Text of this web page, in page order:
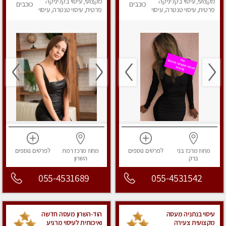
פרטית, עיסוי טנטרה, עיסוי
כוכבים
מחוז מרכז בני
ברק
לפרטים נוספים
055-4531542
פרטית, עיסוי טנטרה, עיסוי
כוכבים
מחוז מרכזרמת
השרון
לפרטים נוספים
055-4531689
עיסוי בנתניה מעסה
מקצועית צעירה
הוד-השרון מעסה חדשה
ואיכותית לעיסוי מרגיע